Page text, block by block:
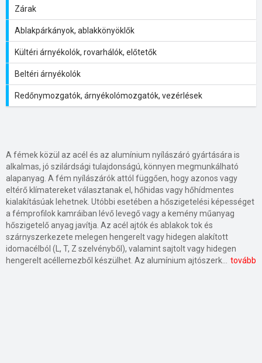
Zárak
Ablakpárkányok, ablakkönyöklők
Kültéri árnyékolók, rovarhálók, előtetők
Beltéri árnyékolók
Redőnymozgatók, árnyékolómozgatók, vezérlések
A fémek közül az acél és az alumínium nyílászáró gyártására is
alkalmas, jó szilárdsági tulajdonságú, könnyen megmunkálható
alapanyag. A fém nyílászárók attól függően, hogy azonos vagy
eltérő klímatereket választanak el, hőhidas vagy hőhídmentes
kialakításúak lehetnek. Utóbbi esetében a hőszigetelési képességet
a fémprofilok kamráiban lévő levegő vagy a kemény műanyag
hőszigetelő anyag javítja. Az acél ajtók és ablakok tok és
szárnyszerkezete melegen hengerelt vagy hidegen alakított
idomacélból (L, T, Z szelvényből), valamint sajtolt vagy hidegen
tovább